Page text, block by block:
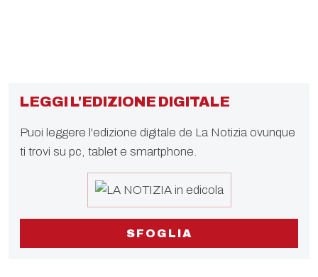
LEGGI L'EDIZIONE DIGITALE
Puoi leggere l'edizione digitale de La Notizia ovunque
ti trovi su pc, tablet e smartphone.
SFOGLIA